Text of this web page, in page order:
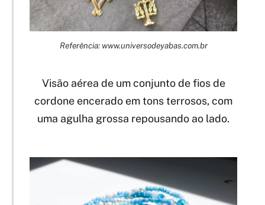
Referência: www.universodeyabas.com.br
Visão aérea de um conjunto de fios de
cordone encerado em tons terrosos, com
uma agulha grossa repousando ao lado.